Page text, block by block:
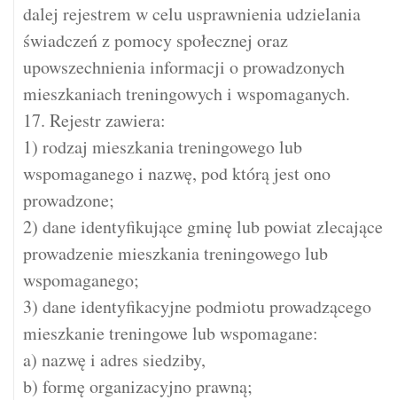
dalej rejestrem w celu usprawnienia udzielania
świadczeń z pomocy społecznej oraz
upowszechnienia informacji o prowadzonych
mieszkaniach treningowych i wspomaganych.
17. Rejestr zawiera:
1) rodzaj mieszkania treningowego lub
wspomaganego i nazwę, pod którą jest ono
prowadzone;
2) dane identyfikujące gminę lub powiat zlecające
prowadzenie mieszkania treningowego lub
wspomaganego;
3) dane identyfikacyjne podmiotu prowadzącego
mieszkanie treningowe lub wspomagane:
a) nazwę i adres siedziby,
b) formę organizacyjno prawną;